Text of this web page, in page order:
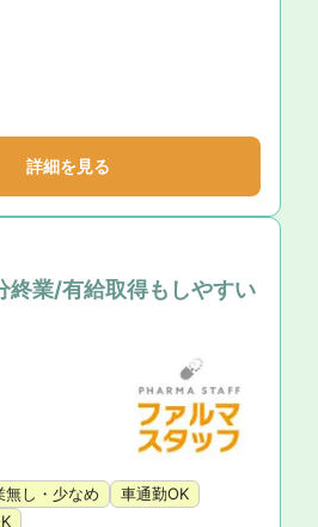
詳細を見る
業/有給取得もしやすい
無し・少なめ
車通勤OK